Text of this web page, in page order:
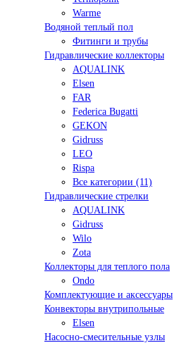
Warme
Водяной теплый пол
Фитинги и трубы
Гидравлические коллекторы
AQUALINK
Elsen
FAR
Federica Bugatti
GEKON
Gidruss
LEO
Rispa
Все категории (11)
Гидравлические стрелки
AQUALINK
Gidruss
Wilo
Zota
Коллекторы для теплого пола
Ondo
Комплектующие и аксессуары
Конвекторы внутрипольные
Elsen
Насосно-смесительные узлы